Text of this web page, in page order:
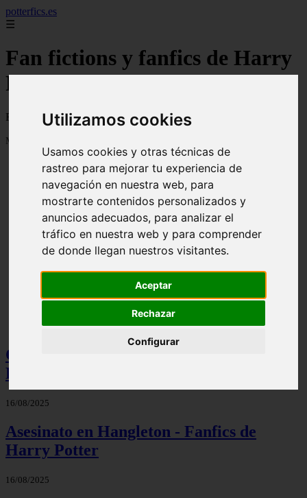
Utilizamos cookies
Usamos cookies y otras técnicas de
rastreo para mejorar tu experiencia de
navegación en nuestra web, para
mostrarte contenidos personalizados y
anuncios adecuados, para analizar el
tráfico en nuestra web y para comprender
de donde llegan nuestros visitantes.
Aceptar
Rechazar
Configurar
potterfics.es
☰
Fan fictions y fanfics de Harry
Potter en Español - Página 13
Fan fictions y fanfics de Harry Potter en Español
Mostrando 289 - 312 de 3915 artículos
Otra vez - Potterfics, tu versión de la historia
Christmas\' Time - Fanfics de Harry
Potter
16/08/2025
Asesinato en Hangleton - Fanfics de
Harry Potter
16/08/2025